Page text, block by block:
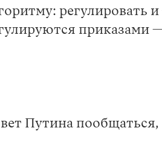
регулировать и
приказами
Путина пообщаться,